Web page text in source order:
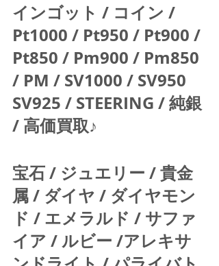
インゴット / コイン /
Pt1000 / Pt950 / Pt900 /
Pt850 / Pm900 / Pm850
/ PM / SV1000 / SV950
SV925 / STEERING / 純銀
/ 高価買取♪
宝石 / ジュエリー / 貴金
属 / ダイヤ / ダイヤモン
ド / エメラルド / サファ
イア / ルビー /アレキサ